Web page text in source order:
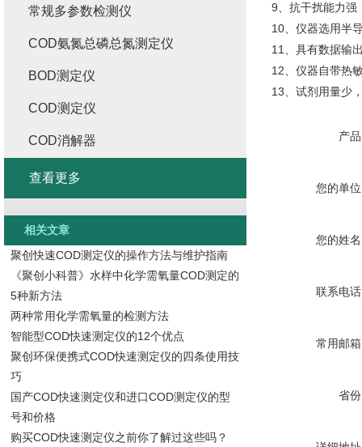
9、抗干扰能力强
10、仪器选用半
11、具有数据输
12、仪器自带热
13、试剂用量少
产
您的单
您的姓
联系电
常用邮
省
常规多参数检测仪
COD氨氮总磷总氮测定仪
BOD测定仪
COD测定仪
COD消解器
查看更多
相关文章
聚创快速COD测定仪的操作方法与维护指南
《聚创小科普》水样中化学需氧量COD测定的
5种新方法
两种常用化学需氧量的检测方法
智能型COD快速测定仪的12个优点
聚创环保便携式COD快速测定仪的四条使用技
巧
国产COD快速测定仪和进口COD测定仪的型
号和价格
购买COD快速测定仪之前你了解过这些吗？